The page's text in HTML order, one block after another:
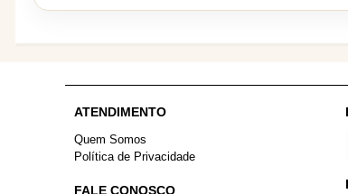
ATENDIMENTO
Quem Somos
Política de Privacidade
FALE CONOSCO